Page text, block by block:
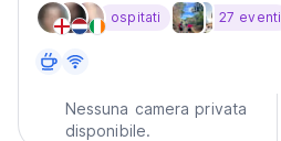
ospitati 27 eventi
Nessuna camera privata
disponibile.